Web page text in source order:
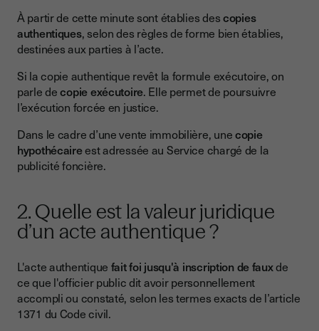
À partir de cette minute sont établies descopies
authentiques, selon des règles de forme bien établies,
destinées aux parties à l’acte.
Si la copie authentique revêt la formule exécutoire, on
parle decopie exécutoire. Elle permet de poursuivre
l’exécution forcée en justice.
Dans le cadre d’une vente immobilière, unecopie
hypothécaireest adressée au Service chargé de la
publicité foncière.
2. Quelle est la valeur juridique
d’un acte authentique ?
L'acte authentique fait foi jusqu'à inscription de fauxde
ce que l'officier public dit avoir personnellement
accompli ou constaté, selon les termes exacts de l’article
1371 du Code civil.